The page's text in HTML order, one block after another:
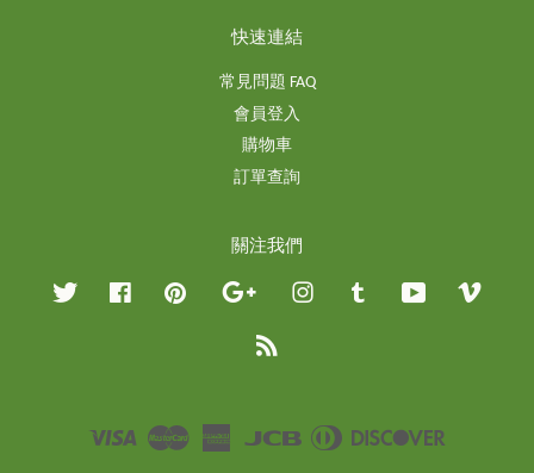
快速連結
常見問題 FAQ
會員登入
購物車
訂單查詢
關注我們
Twitter Facebook Pinterest Google InstagramTumblr YouTube
Visa Master
American
JCB
Diners